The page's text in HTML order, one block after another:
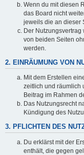
Wenn du mit diesen
das Board nicht
jeweils die an dieser
Der
von beiden Seiten
werden.
2. EINRÄUMUNG VON
Mit dem Erstellen
zeitlich und räumlich
Beitrag im Rahmen
Das Nutzungsrecht
Kündigung des
3. PFLICHTEN DES
Du erklärst mit der
enthält, die gegen